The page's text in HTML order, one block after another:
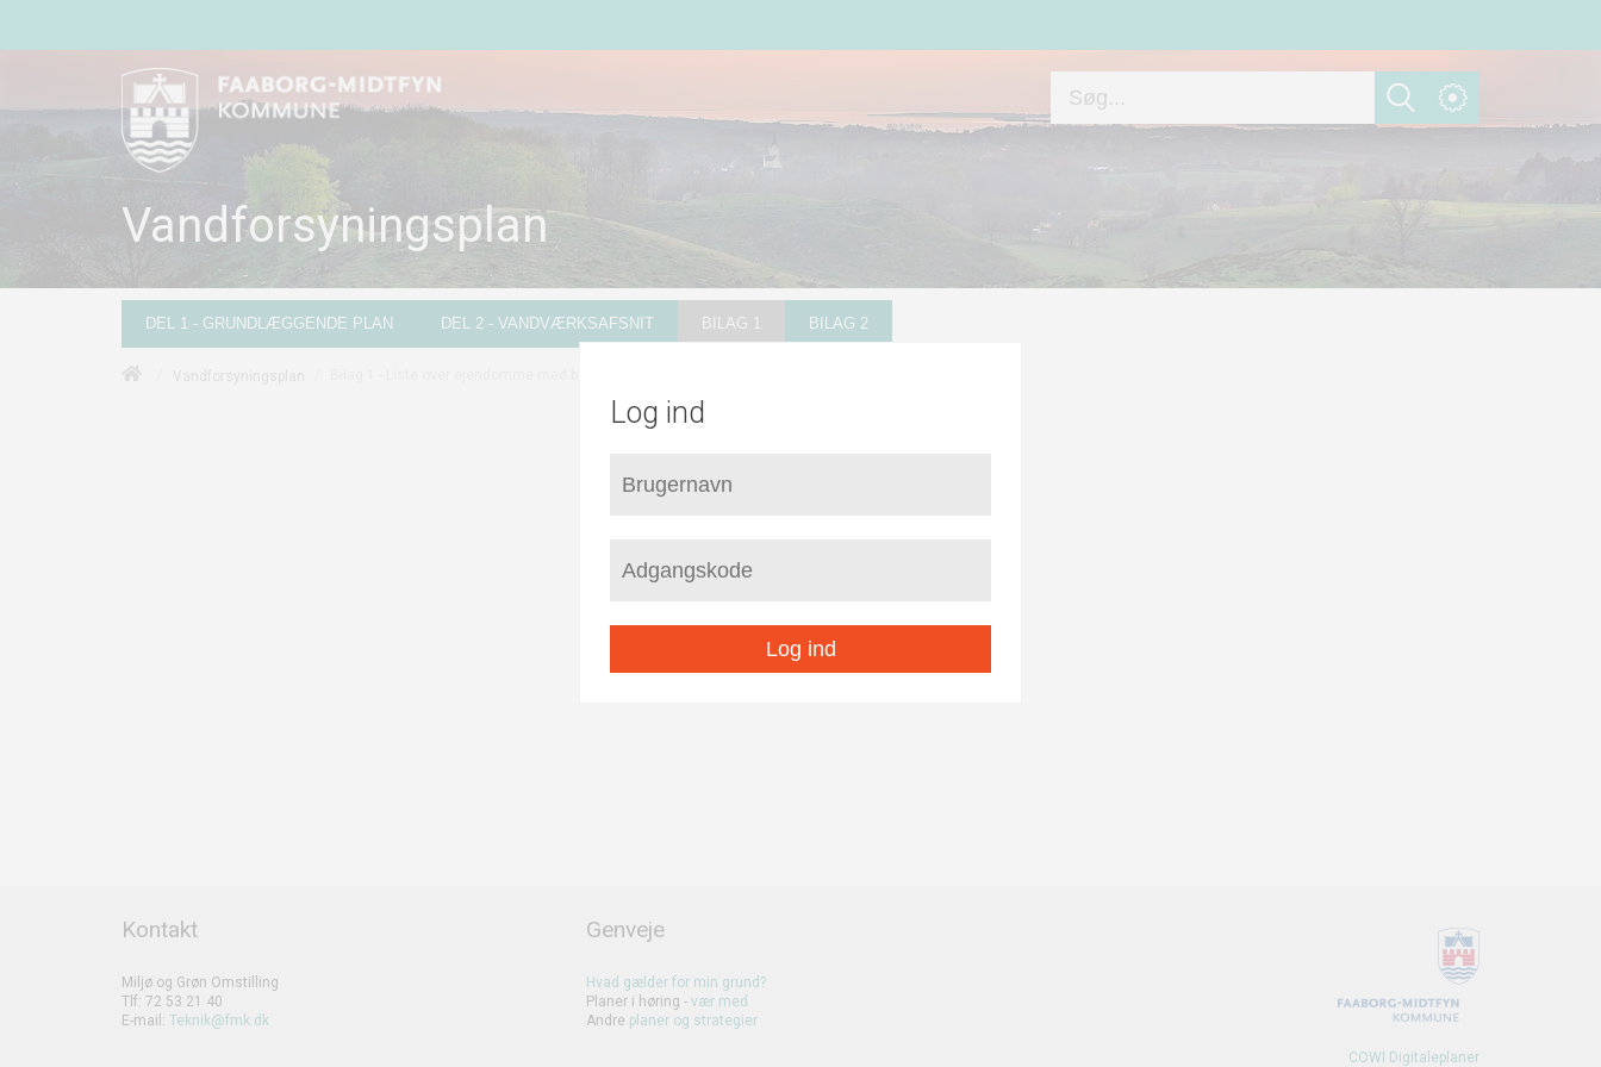
Vandforsyningsplan
DEL 1 - GRUNDLÆGGENDE PLAN DEL 2 - VANDVÆRKSAFSNIT BILAG 1 BILAG 2
Log ind
Log ind
Kontakt
Miljø og Grøn Omstilling
Tlf: 72 53 21 40
E-mail: Teknik@fmk.dk
Genveje
Hvad gælder for min grund?
Planer i høring - vær med
Andre planer og strategier
COWI Digitaleplaner